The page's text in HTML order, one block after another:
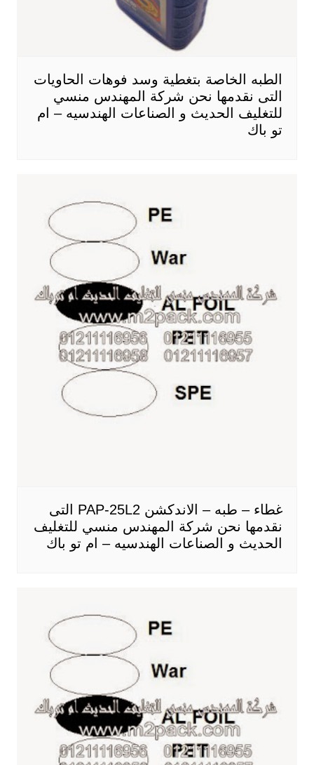
الطبه الخاصة بتغطية وسد فوهات الحاويات
التى نقدمها نحن شركة المهندس منسي
للتغليف الحديث و الصناعات الهندسيه – ام
تو باك
غطاء – طبه – الاندكشن PAP-25L2 التى
نقدمها نحن شركة المهندس منسي للتغليف
الحديث و الصناعات الهندسيه – ام تو باك